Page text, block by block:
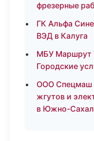
фрезерные
ГК Альфа
ВЭД в Калуга
МБУ Маршрут
Городские
ООО
жгутов и
в Южно-